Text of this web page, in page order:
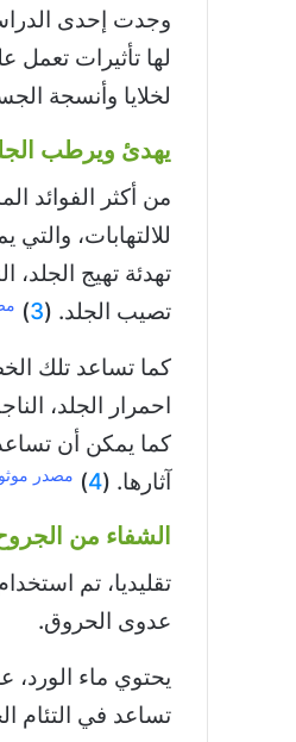
وجدت إحدى
لها تأثيرات تعمل
لخلايا وأنسجة
يهدئ ويرطب
من أكثر الفوائد
للالتهابات،
تهدئة تهيج الجلد،
تصيب الجلد. (3
)
كما تساعد تلك
احمرار الجلد،
كما يمكن أن
آثارها. (4
) مصدر
الشفاء من
تقليديا، تم
عدوى الحروق.
يحتوي ماء
تساعد في التئام